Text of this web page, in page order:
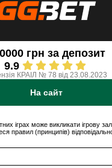
грн за депозит
9.9
КРАІЛ № 78 від 23.08.2023
На сайт
іграх може викликати ігрову
правил (принципів)